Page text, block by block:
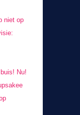
niet op
Nu!